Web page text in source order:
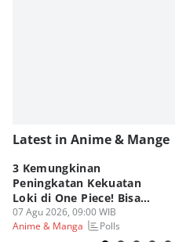
Latest in Anime & Mange
3 Kemungkinan
Peningkatan Kekuatan
Loki di One Piece! Bisa
Lebih OP?
07 Agu 2026, 09:00 WIB
Anime & Manga
Polls